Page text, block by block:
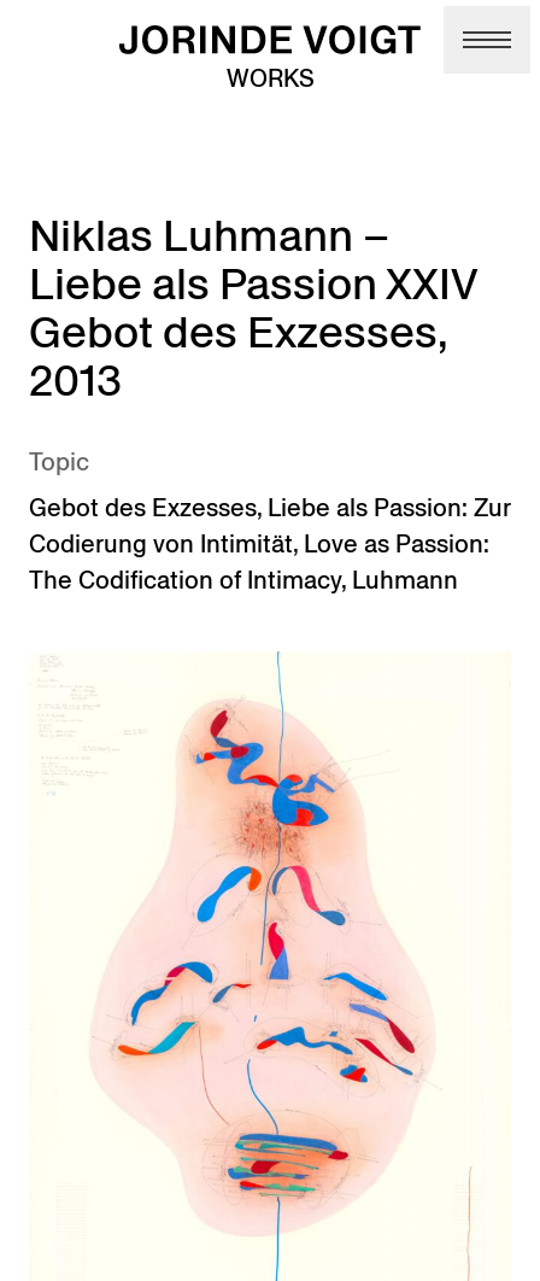
Skip to main content
WORKS
Niklas Luhmann –
Liebe als Passion XXIV
Gebot des Exzesses,
2013
Topic
Gebot des Exzesses, Liebe als Passion: Zur
Codierung von Intimität, Love as Passion:
The Codification of Intimacy, Luhmann